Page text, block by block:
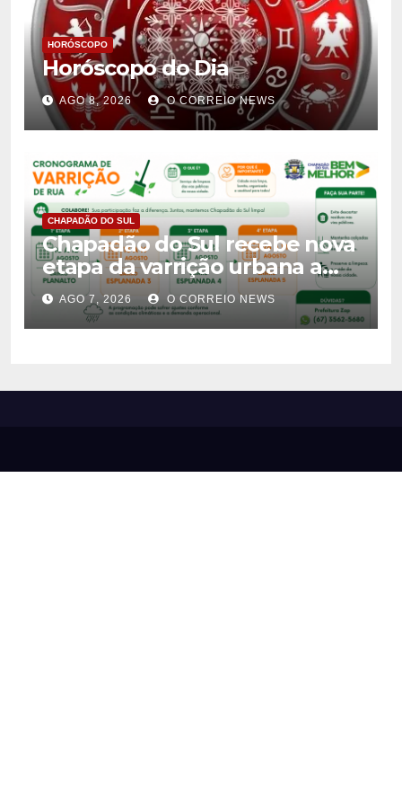
HORÓSCOPO
Horóscopo do Dia
AGO 8, 2026 O CORREIO NEWS
CHAPADÃO DO SUL
Chapadão do Sul recebe nova
etapa da varrição urbana a
partir de 10 de agosto
AGO 7, 2026 O CORREIO NEWS